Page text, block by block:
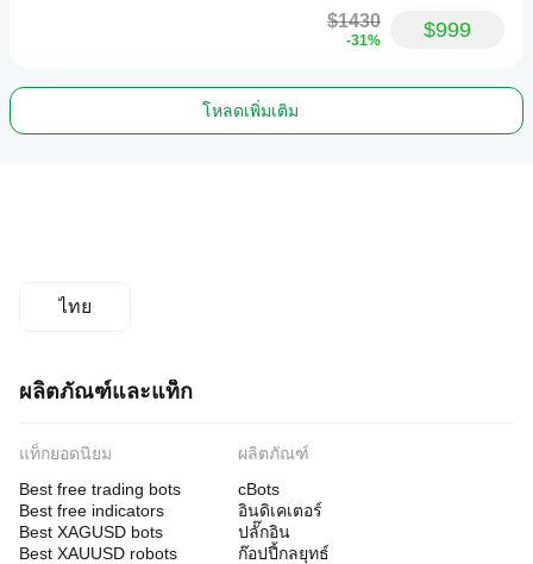
เลเวอเรจ
Prop
การจัดการความเสี่ยง
โมเดล
ความ
เสี่ยง
Fixed lot
$1430
-31% $999
โหลดเพิ่มเติม
ไทย
ผลิตภัณฑ์และแท็ก
แท็กยอดนิยม
Best free trading bots
Best free indicators
Best XAGUSD bots
Best XAUUSD robots
ผลิตภัณฑ์
cBots
อินดิเคเตอร์
ปลั๊กอิน
ก๊อปปี้กลยุทธ์